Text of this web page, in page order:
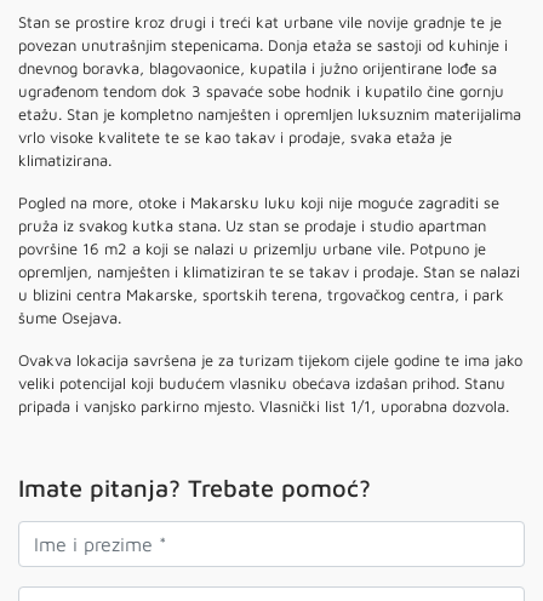
Stan se prostire kroz drugi i treći kat urbane vile novije gradnje te je
povezan unutrašnjim stepenicama. Donja etaža se sastoji od kuhinje i
dnevnog boravka, blagovaonice, kupatila i južno orijentirane lođe sa
ugrađenom tendom dok 3 spavaće sobe hodnik i kupatilo čine gornju
etažu. Stan je kompletno namješten i opremljen luksuznim materijalima
vrlo visoke kvalitete te se kao takav i prodaje, svaka etaža je
klimatizirana.
Pogled na more, otoke i Makarsku luku koji nije moguće zagraditi se
pruža iz svakog kutka stana. Uz stan se prodaje i studio apartman
površine 16 m2 a koji se nalazi u prizemlju urbane vile. Potpuno je
opremljen, namješten i klimatiziran te se takav i prodaje. Stan se nalazi
u blizini centra Makarske, sportskih terena, trgovačkog centra, i park
šume Osejava.
Ovakva lokacija savršena je za turizam tijekom cijele godine te ima jako
veliki potencijal koji budućem vlasniku obećava izdašan prihod. Stanu
pripada i vanjsko parkirno mjesto. Vlasnički list 1/1, uporabna dozvola.
Imate pitanja? Trebate pomoć?